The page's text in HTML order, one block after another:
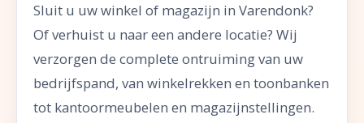
Sluit u uw winkel of magazijn in Varendonk?
Of verhuist u naar een andere locatie? Wij
verzorgen de complete ontruiming van uw
bedrijfspand, van winkelrekken en toonbanken
tot kantoormeubelen en magazijnstellingen.